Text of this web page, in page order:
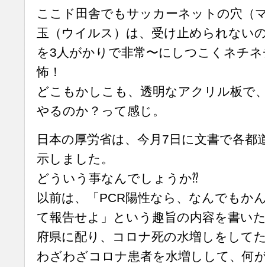
ここド田舎でもサッカーネットの穴（
玉（ウイルス）は、受け止められない
を3人がかりで非常〜にしつこくネチ
怖！
どこもかしこも、透明なアクリル板で
やるのか？って感じ。
日本の厚労省は、今月7日に文書で各都
示しました。
どういう事なんでしょうか⁇
以前は、「PCR陽性なら、なんでもか
て報告せよ」という趣旨の内容を書い
府県に配り、コロナ死の水増しをして
わざわざコロナ患者を水増しして、何